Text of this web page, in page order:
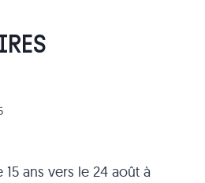
ans vers le 24 août à